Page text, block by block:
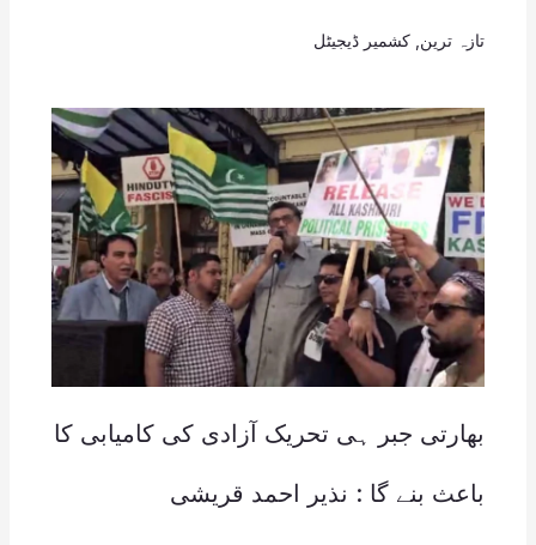
تازہ ترین کشمیر ڈیجیٹل
بھارتی جبر ہی تحریک آزادی کی کامیابی کا
باعث بنے گا : نذیر احمد قریشی